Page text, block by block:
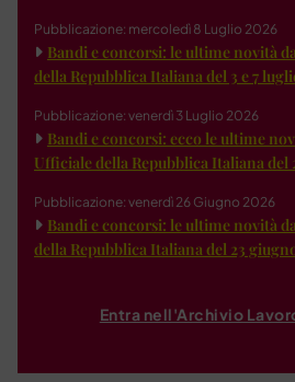
Pubblicazione: mercoledì 8 Luglio 2026
Bandi e concorsi: le ultime novità
della Repubblica Italiana del 3 e 7
Pubblicazione: venerdì 3 Luglio 2026
Bandi e concorsi: ecco le ultime
Ufficiale della Repubblica Italiana del
Pubblicazione: venerdì 26 Giugno 2026
Bandi e concorsi: le ultime novità
della Repubblica Italiana del 23
Entra nell'Archivio